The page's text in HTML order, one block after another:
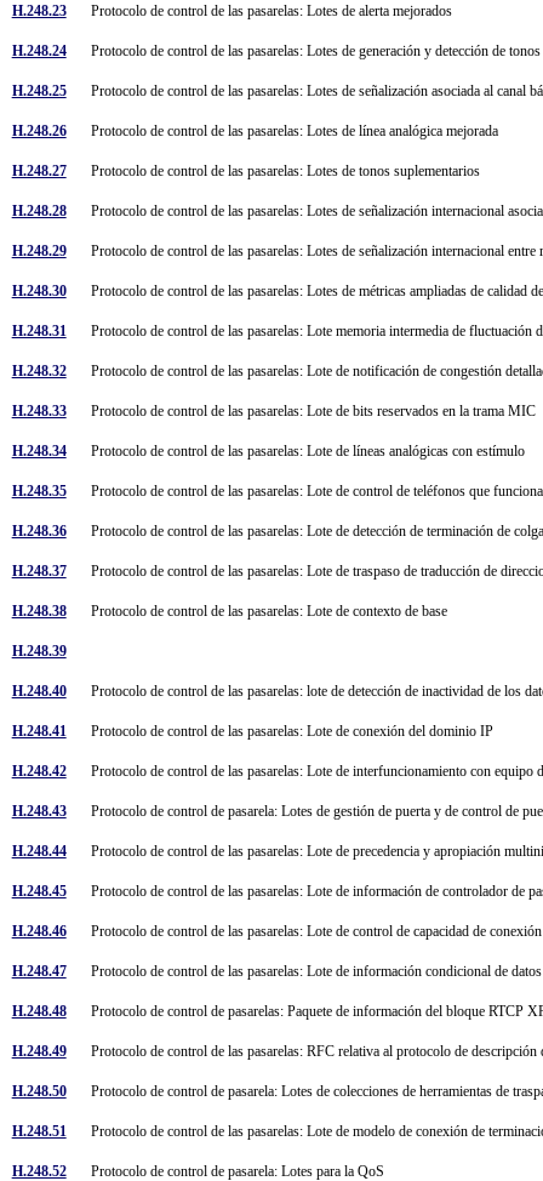
H.248.23 Protocolo de control de las pasarelas: Lotes de alerta mejorados
H.248.24 Protocolo de control de las pasarelas: Lotes de generación y detección de
H.248.25 Protocolo de control de las pasarelas: Lotes de señalización asociada al canal
H.248.26 Protocolo de control de las pasarelas: Lotes de línea analógica mejorada
H.248.27 Protocolo de control de las pasarelas: Lotes de tonos suplementarios
H.248.28 Protocolo de control de las pasarelas: Lotes de señalización internacional
H.248.29 Protocolo de control de las pasarelas: Lotes de señalización internacional
H.248.30 Protocolo de control de las pasarelas: Lotes de métricas ampliadas de
H.248.31 Protocolo de control de las pasarelas: Lote memoria intermedia de fluctuación
H.248.32 Protocolo de control de las pasarelas: Lote de notificación de congestión
H.248.33 Protocolo de control de las pasarelas: Lote de bits reservados en la trama MIC
H.248.34 Protocolo de control de las pasarelas: Lote de líneas analógicas con estímulo
H.248.35 Protocolo de control de las pasarelas: Lote de control de teléfonos que
H.248.36 Protocolo de control de las pasarelas: Lote de detección de terminación de
H.248.37 Protocolo de control de las pasarelas: Lote de traspaso de traducción de
H.248.38 Protocolo de control de las pasarelas: Lote de contexto de base
H.248.39
H.248.40 Protocolo de control de las pasarelas: lote de detección de inactividad de los
H.248.41 Protocolo de control de las pasarelas: Lote de conexión del dominio IP
H.248.42 Protocolo de control de las pasarelas: Lote de interfuncionamiento con
H.248.43 Protocolo de control de pasarela: Lotes de gestión de puerta y de control de
H.248.44 Protocolo de control de las pasarelas: Lote de precedencia y apropiación
H.248.45 Protocolo de control de las pasarelas: Lote de información de controlador de
H.248.46 Protocolo de control de las pasarelas: Lote de control de capacidad de
H.248.47 Protocolo de control de las pasarelas: Lote de información condicional de
H.248.48 Protocolo de control de pasarelas: Paquete de información del bloque RTCP
H.248.49 Protocolo de control de las pasarelas: RFC relativa al protocolo de
H.248.50 Protocolo de control de pasarela: Lotes de colecciones de herramientas de
H.248.51 Protocolo de control de las pasarelas: Lote de modelo de conexión de
H.248.52 Protocolo de control de pasarela: Lotes para la QoS